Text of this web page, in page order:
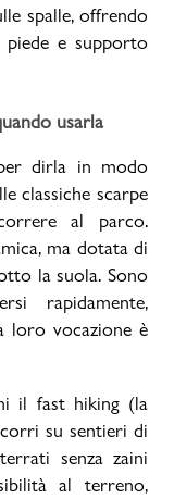
spalle, offrendo
piede e supporto
usarla
dirla in modo
classiche scarpe
al parco.
ma dotata di
la suola. Sono
rapidamente,
loro vocazione è
il fast hiking (la
su sentieri di
senza zaini
al terreno,